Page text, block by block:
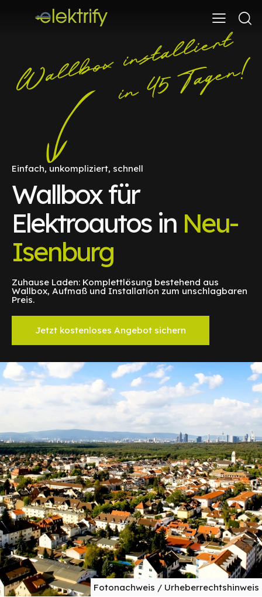
Einfach, unkompliziert, schnell
Wallbox für
Elektroautos in Neu-
Isenburg
Zuhause Laden: Komplettlösung bestehend aus
Wallbox, Aufmaß und Installation zum unschlagbaren
Preis.
Jetzt kostenloses Angebot sichern
Fotonachweis / Urheberrechtshinweis